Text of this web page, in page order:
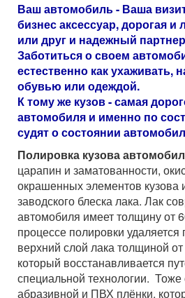
Ваш автомобиль - Ваша
бизнес аксессуар, дорогая
или друг и надежный
Заботиться о своем
естественно как ухаживать,
обувью или одеждой.
К тому же кузов - самая
автомобиля и именно по
судят о состоянии
Полировка кузова
царапин и заматованности,
окрашенных элементов кузова
заводского блеска лака. Лак
автомобиля имеет толщину от
процессе полировки
верхний слой лака толщиной
который восстанавливается
специальной технологии.
абразивной и ПВХ плёнки,